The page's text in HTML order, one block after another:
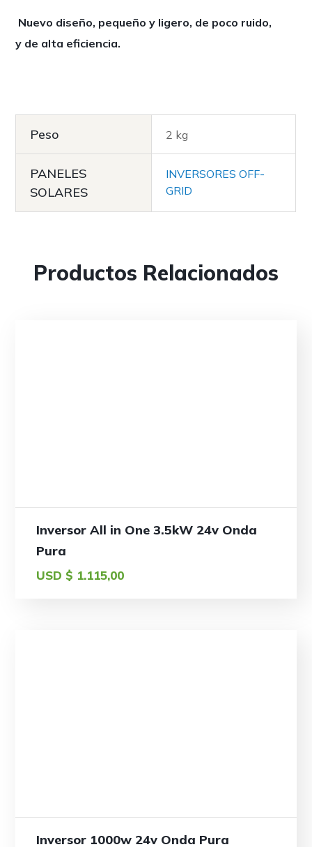
Nuevo diseño, pequeño y ligero, de poco ruido,
y de alta eficiencia.
Peso 2 kg
PANELES
SOLARES
INVERSORES OFF-
GRID
Productos Relacionados
Inversor All in One 3.5kW 24v Onda
Pura
USD $ 1.115,00
Inversor 1000w 24v Onda Pura